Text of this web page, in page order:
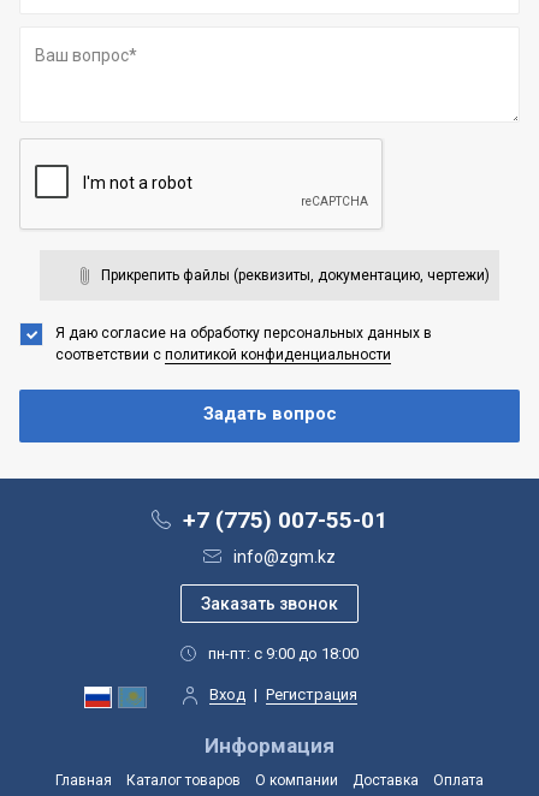
Прикрепить файлы (реквизиты, документацию, чертежи)
Я даю согласие на обработку персональных данных в
соответствии с политикой конфиденциальности
+7 (775) 007-55-01
info@zgm.kz
пн-пт: с 9:00 до 18:00
Вход | Регистрация
Информация
Главная Каталог товаров О компании Доставка
Оплата